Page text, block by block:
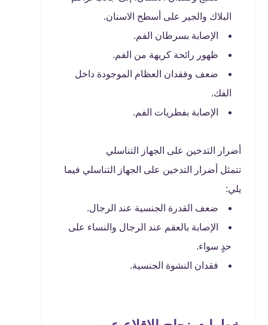
البلاك والجير على أسطح الاسنان.
الإصابة بسرطان الفم.
ظهور رائحة كريهة من الفم.
ضعف وفقدان العظام الموجودة داخل
الفك.
الإصابة بفطريات الفم.
أضرار التدخين على الجهاز التناسلي
تتمثل أضرار التدخين على الجهاز التناسلي فيما
يلي:
ضعف القدرة الجنسية عند الرجال.
الإصابة بالعقم عند الرجال والنساء على
حدٍ سواء.
فقدان النشوة الجنسية.